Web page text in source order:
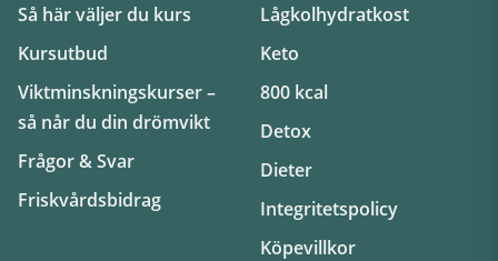
Så här väljer du kurs
Kursutbud
Viktminskningskurser –
så når du din drömvikt
Frågor & Svar
Friskvårdsbidrag
Lågkolhydratkost
Keto
800 kcal
Detox
Dieter
Integritetspolicy
Köpevillkor